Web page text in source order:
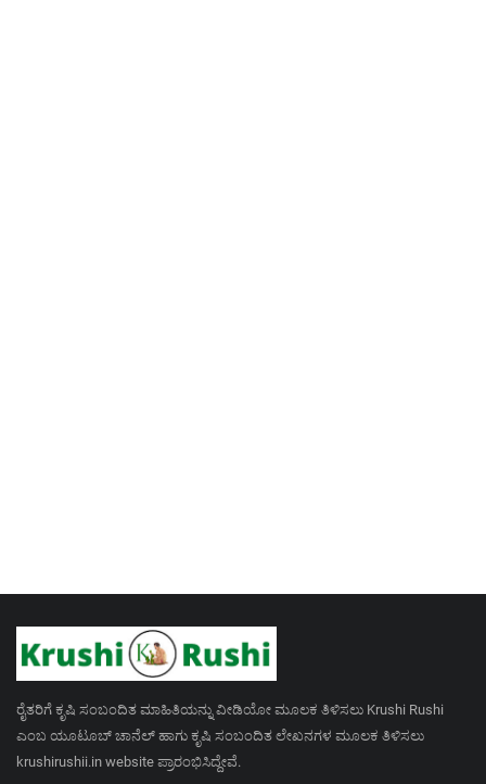
ರೈತರಿಗೆ ಕೃಷಿ ಸಂಬಂದಿತ ಮಾಹಿತಿಯನ್ನು ವೀಡಿಯೋ ಮೂಲಕ ತಿಳಿಸಲು Krushi Rushi
ಎಂಬ ಯೂಟೂಬ್ ಚಾನೆಲ್ ಹಾಗು ಕೃಷಿ ಸಂಬಂದಿತ ಲೇಖನಗಳ ಮೂಲಕ ತಿಳಿಸಲು
krushirushii.in website ಪ್ರಾರಂಭಿಸಿದ್ದೇವೆ.